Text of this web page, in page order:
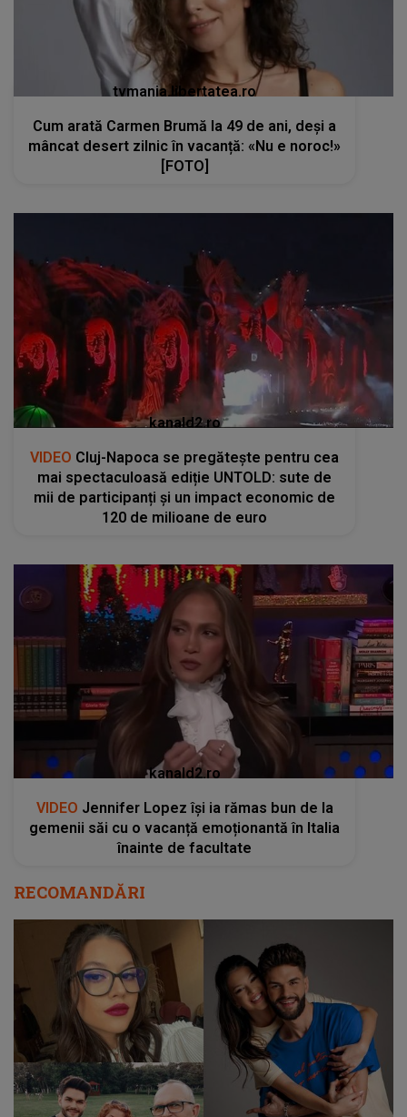
tvmania.libertatea.ro
Cum arată Carmen Brumă la 49 de ani, deși a
mâncat desert zilnic în vacanță: «Nu e noroc!»
[FOTO]
kanald2.ro
VIDEO Cluj-Napoca se pregătește pentru cea
mai spectaculoasă ediție UNTOLD: sute de
mii de participanți și un impact economic de
120 de milioane de euro
kanald2.ro
VIDEO Jennifer Lopez își ia rămas bun de la
gemenii săi cu o vacanță emoționantă în Italia
înainte de facultate
RECOMANDĂRI